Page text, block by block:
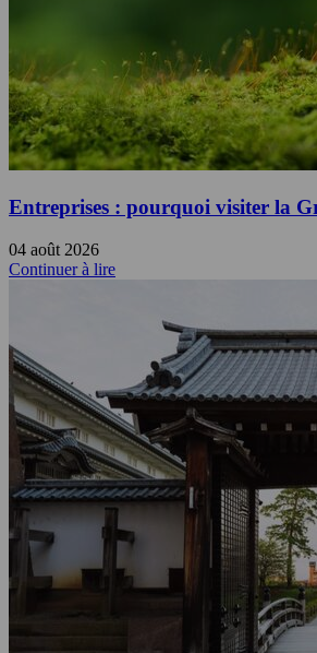
Entreprises : pourquoi visiter la
04 août 2026
Continuer à lire